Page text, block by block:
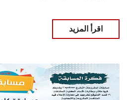
اقرأ المزيد